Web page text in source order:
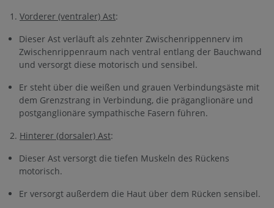
1. Vorderer (ventraler) Ast:
Dieser Ast verläuft als zehnter Zwischenrippennerv im
Zwischenrippenraum nach ventral entlang der Bauchwand
und versorgt diese motorisch und sensibel.
Er steht über die weißen und grauen Verbindungsäste mit
dem Grenzstrang in Verbindung, die präganglionäre und
postganglionäre sympathische Fasern führen.
2. Hinterer (dorsaler) Ast:
Dieser Ast versorgt die tiefen Muskeln des Rückens
motorisch.
Er versorgt außerdem die Haut über dem Rücken sensibel.